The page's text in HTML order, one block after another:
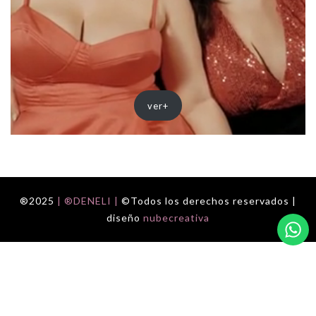
ver+
®2025 | ®DENELI | ©Todos los derechos reservados |
diseño nubecreativa